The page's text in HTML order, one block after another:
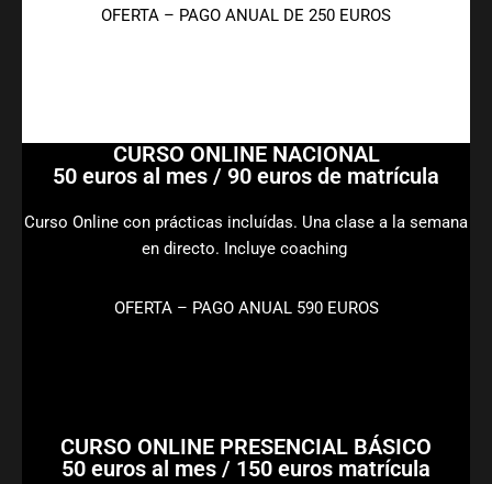
OFERTA – PAGO ANUAL DE 250 EUROS
CURSO ONLINE NACIONAL
50 euros al mes / 90 euros de matrícula
Curso Online con prácticas incluídas. Una clase a la semana
en directo. Incluye coaching
OFERTA – PAGO ANUAL 590 EUROS
CURSO ONLINE PRESENCIAL BÁSICO
50 euros al mes / 150 euros matrícula